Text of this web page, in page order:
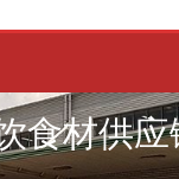
食材供